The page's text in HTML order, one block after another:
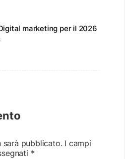
marketing per il 2026
sarà pubblicato. I campi
*